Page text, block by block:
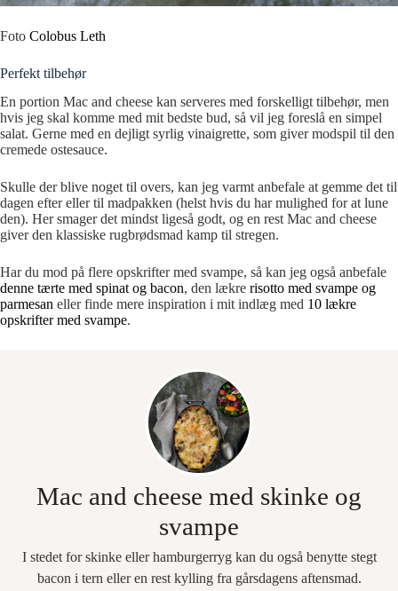
Foto Colobus Leth
Perfekt tilbehør
En portion Mac and cheese kan serveres med forskelligt tilbehør, men
hvis jeg skal komme med mit bedste bud, så vil jeg foreslå en simpel
salat. Gerne med en dejligt syrlig vinaigrette, som giver modspil til den
cremede ostesauce.
Skulle der blive noget til overs, kan jeg varmt anbefale at gemme det til
dagen efter eller til madpakken (helst hvis du har mulighed for at lune
den). Her smager det mindst ligeså godt, og en rest Mac and cheese
giver den klassiske rugbrødsmad kamp til stregen.
Har du mod på flere opskrifter med svampe, så kan jeg også anbefale
denne tærte med spinat og bacon, den lækre risotto med svampe og
parmesan eller finde mere inspiration i mit indlæg med 10 lækre
opskrifter med svampe.
Mac and cheese med skinke og
svampe
I stedet for skinke eller hamburgerryg kan du også benytte stegt
bacon i tern eller en rest kylling fra gårsdagens aftensmad.